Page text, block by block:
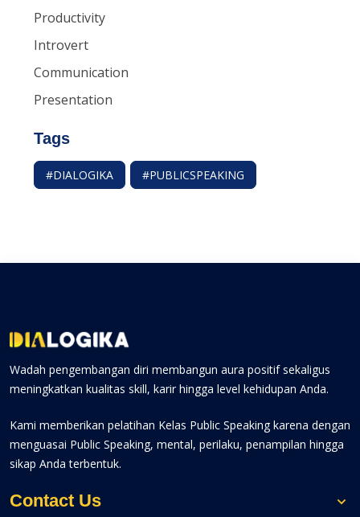
Productivity
Introvert
Communication
Presentation
Tags
#DIALOGIKA #PUBLICSPEAKING
Wadah pengembangan diri membangun aura positif sekaligus
meningkatkan kualitas skill, karir hingga level kehidupan Anda.
Kami memberikan pelatihan Kelas Public Speaking karena dengan
menguasai Public Speaking, mental, perilaku, penampilan hingga
sikap Anda terbentuk.
Contact Us